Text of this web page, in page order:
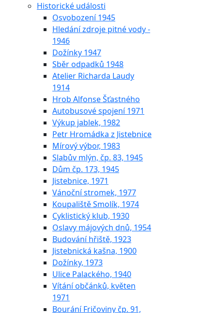
Historické události
Osvobození 1945
Hledání zdroje pitné vody -
1946
Dožínky 1947
Sběr odpadků 1948
Atelier Richarda Laudy
1914
Hrob Alfonse Šťastného
Autobusové spojení 1971
Výkup jablek, 1982
Petr Hromádka z Jistebnice
Mírový výbor, 1983
Slabův mlýn, čp. 83, 1945
Dům čp. 173, 1945
Jistebnice, 1971
Vánoční stromek, 1977
Koupaliště Smolík, 1974
Cyklistický klub, 1930
Oslavy májových dnů, 1954
Budování hřiště, 1923
Jistebnická kašna, 1900
Dožínky, 1973
Ulice Palackého, 1940
Vítání občánků, květen
1971
Bourání Fričoviny čp. 91,